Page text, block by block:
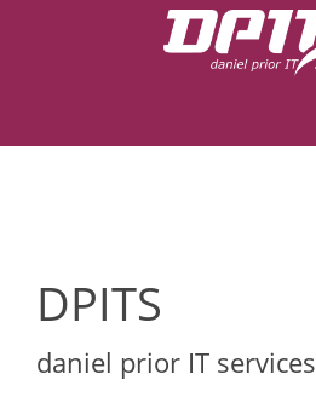
Hosting
DPITS
daniel prior IT services